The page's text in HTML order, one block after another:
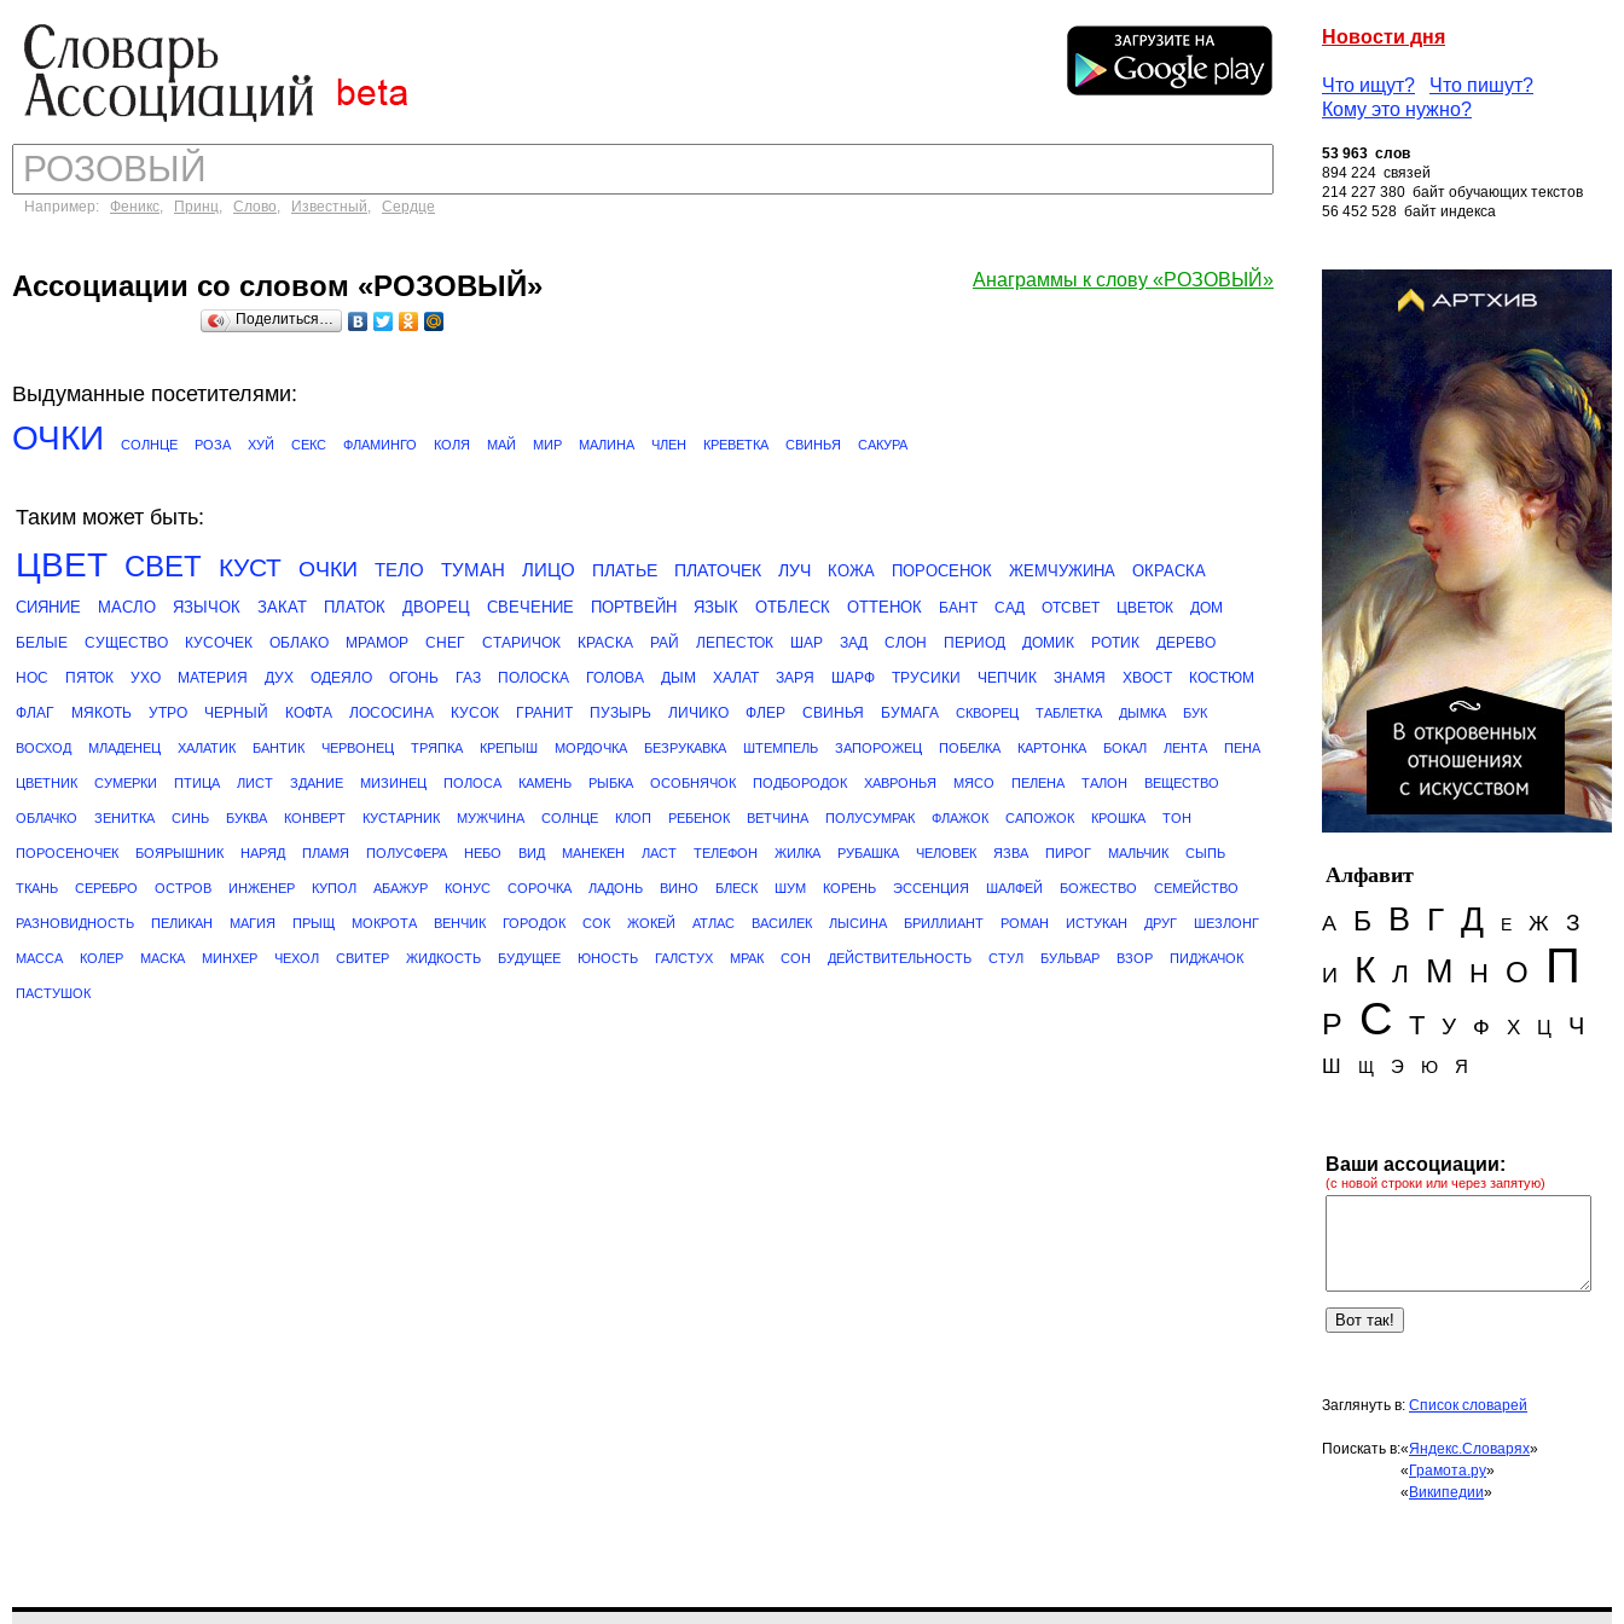
Новости дня
Что ищут?
Что пишут?
Кому это нужно?
Например: Феникс, Принц, Слово, Известный, Сердце
53 963 слов
894 224 связей
214 227 380 байт обучающих текстов
56 452 528 байт индекса
Анаграммы к слову «РОЗОВЫЙ»
Ассоциации со словом «РОЗОВЫЙ»
Поделиться…
Выдуманные посетителями:
ОЧКИ СОЛНЦЕ РОЗА ХУЙ СЕКС ФЛАМИНГО КОЛЯ МАЙ МИР МАЛИНА ЧЛЕН КРЕВЕТКА СВИНЬЯ САКУРА
Таким может быть:
ЦВЕТ СВЕТ КУСТ ОЧКИ ТЕЛО ТУМАН ЛИЦО ПЛАТЬЕ ПЛАТОЧЕК ЛУЧ КОЖА ПОРОСЕНОК ЖЕМЧУЖИНА
ОКРАСКА
СИЯНИЕ
МАСЛО ЯЗЫЧОК ЗАКАТ ПЛАТОК ДВОРЕЦ СВЕЧЕНИЕ ПОРТВЕЙН ЯЗЫК ОТБЛЕСК ОТТЕНОК БАНТ САД ОТСВЕТ ЦВЕТОК ДОМ
БЕЛЫЕ СУЩЕСТВО КУСОЧЕК ОБЛАКО МРАМОР СНЕГ СТАРИЧОК КРАСКА РАЙ ЛЕПЕСТОК ШАР ЗАД СЛОН ПЕРИОД ДОМИК РОТИК ДЕРЕВО
НОС ПЯТОК УХО МАТЕРИЯ ДУХ ОДЕЯЛО ОГОНЬ ГАЗ ПОЛОСКА ГОЛОВА ДЫМ ХАЛАТ ЗАРЯ ШАРФ ТРУСИКИ ЧЕПЧИК ЗНАМЯ ХВОСТ КОСТЮМ
ФЛАГ МЯКОТЬ УТРО ЧЕРНЫЙ КОФТА ЛОСОСИНА КУСОК ГРАНИТ ПУЗЫРЬ ЛИЧИКО ФЛЕР СВИНЬЯ БУМАГА СКВОРЕЦ ТАБЛЕТКА ДЫМКА БУК
ВОСХОД МЛАДЕНЕЦ ХАЛАТИК БАНТИК ЧЕРВОНЕЦ ТРЯПКА КРЕПЫШ МОРДОЧКА БЕЗРУКАВКА ШТЕМПЕЛЬ ЗАПОРОЖЕЦ ПОБЕЛКА КАРТОНКА БОКАЛ ЛЕНТА ПЕНА
ЦВЕТНИК СУМЕРКИ ПТИЦА ЛИСТ ЗДАНИЕ МИЗИНЕЦ ПОЛОСА КАМЕНЬ РЫБКА ОСОБНЯЧОК ПОДБОРОДОК ХАВРОНЬЯ МЯСО ПЕЛЕНА ТАЛОН ВЕЩЕСТВО
ОБЛАЧКО ЗЕНИТКА СИНЬ БУКВА КОНВЕРТ КУСТАРНИК МУЖЧИНА СОЛНЦЕ КЛОП РЕБЕНОК ВЕТЧИНА ПОЛУСУМРАК ФЛАЖОК САПОЖОК КРОШКА ТОН
ПОРОСЕНОЧЕК БОЯРЫШНИК НАРЯД ПЛАМЯ ПОЛУСФЕРА НЕБО ВИД МАНЕКЕН ЛАСТ ТЕЛЕФОН ЖИЛКА РУБАШКА ЧЕЛОВЕК ЯЗВА ПИРОГ МАЛЬЧИК СЫПЬ
ТКАНЬ СЕРЕБРО ОСТРОВ ИНЖЕНЕР КУПОЛ АБАЖУР КОНУС СОРОЧКА ЛАДОНЬ ВИНО БЛЕСК ШУМ КОРЕНЬ ЭССЕНЦИЯ ШАЛФЕЙ БОЖЕСТВО СЕМЕЙСТВО
РАЗНОВИДНОСТЬ ПЕЛИКАН МАГИЯ ПРЫЩ МОКРОТА ВЕНЧИК ГОРОДОК СОК ЖОКЕЙ АТЛАС ВАСИЛЕК ЛЫСИНА БРИЛЛИАНТ РОМАН ИСТУКАН ДРУГ ШЕЗЛОНГ
МАССА КОЛЕР МАСКА МИНХЕР ЧЕХОЛ СВИТЕР ЖИДКОСТЬ БУДУЩЕЕ ЮНОСТЬ ГАЛСТУХ МРАК СОН ДЕЙСТВИТЕЛЬНОСТЬ СТУЛ БУЛЬВАР ВЗОР ПИДЖАЧОК
ПАСТУШОК
Алфавит
А
Б В Г Д Е Ж З
И К Л М Н О П
Р С Т У Ф Х Ц Ч
Ш Щ Э Ю Я
Ваши ассоциации:
(с новой строки или через запятую)
Заглянуть в: Список словарей
Поискать в:«Яндекс.Словарях»
« Грамота.ру»
« Википедии»